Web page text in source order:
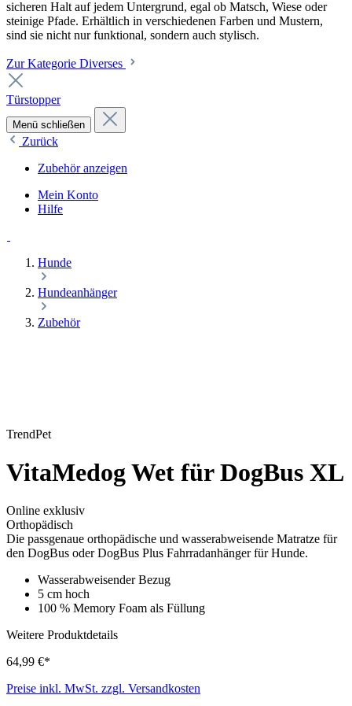
sicheren Halt auf jedem Untergrund, egal ob Matsch, Wiese oder
steinige Pfade. Erhältlich in verschiedenen Farben und Mustern,
sind sie nicht nur funktional, sondern auch stylisch.
Zur Kategorie Diverses
Türstopper
Menü schließen
Zurück
Zubehör anzeigen
Mein Konto
Hilfe
Hunde
Hundeanhänger
Zubehör
TrendPet
VitaMedog Wet für DogBus XL
Online exklusiv
Orthopädisch
Die passgenaue orthopädische und wasserabweisende Matratze für
den DogBus oder DogBus Plus Fahrradanhänger für Hunde.
Wasserabweisender Bezug
5 cm hoch
100 % Memory Foam als Füllung
Weitere Produktdetails
64,99 €*
Preise inkl. MwSt. zzgl. Versandkosten